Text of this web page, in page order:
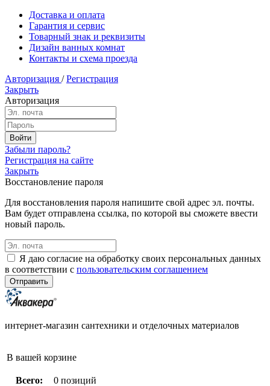
Доставка и оплата
Гарантия и сервис
Товарный знак и реквизиты
Дизайн ванных комнат
Контакты и схема проезда
Авторизация / Регистрация
Закрыть
Авторизация
Забыли пароль?
Регистрация на сайте
Закрыть
Восстановление пароля
Для восстановления пароля напишите свой адрес эл. почты.
Вам будет отправлена ссылка, по которой вы сможете ввести
новый пароль.
Я даю согласие на обработку своих персональных данных
в соответствии с пользовательским соглашением
интернет-магазин сантехники и отделочных материалов
В вашей корзине
Всего:
0 позиций